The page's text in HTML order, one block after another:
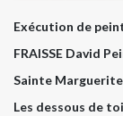
Exécution de
FRAISSE David
Sainte Marguerite
Les dessous de